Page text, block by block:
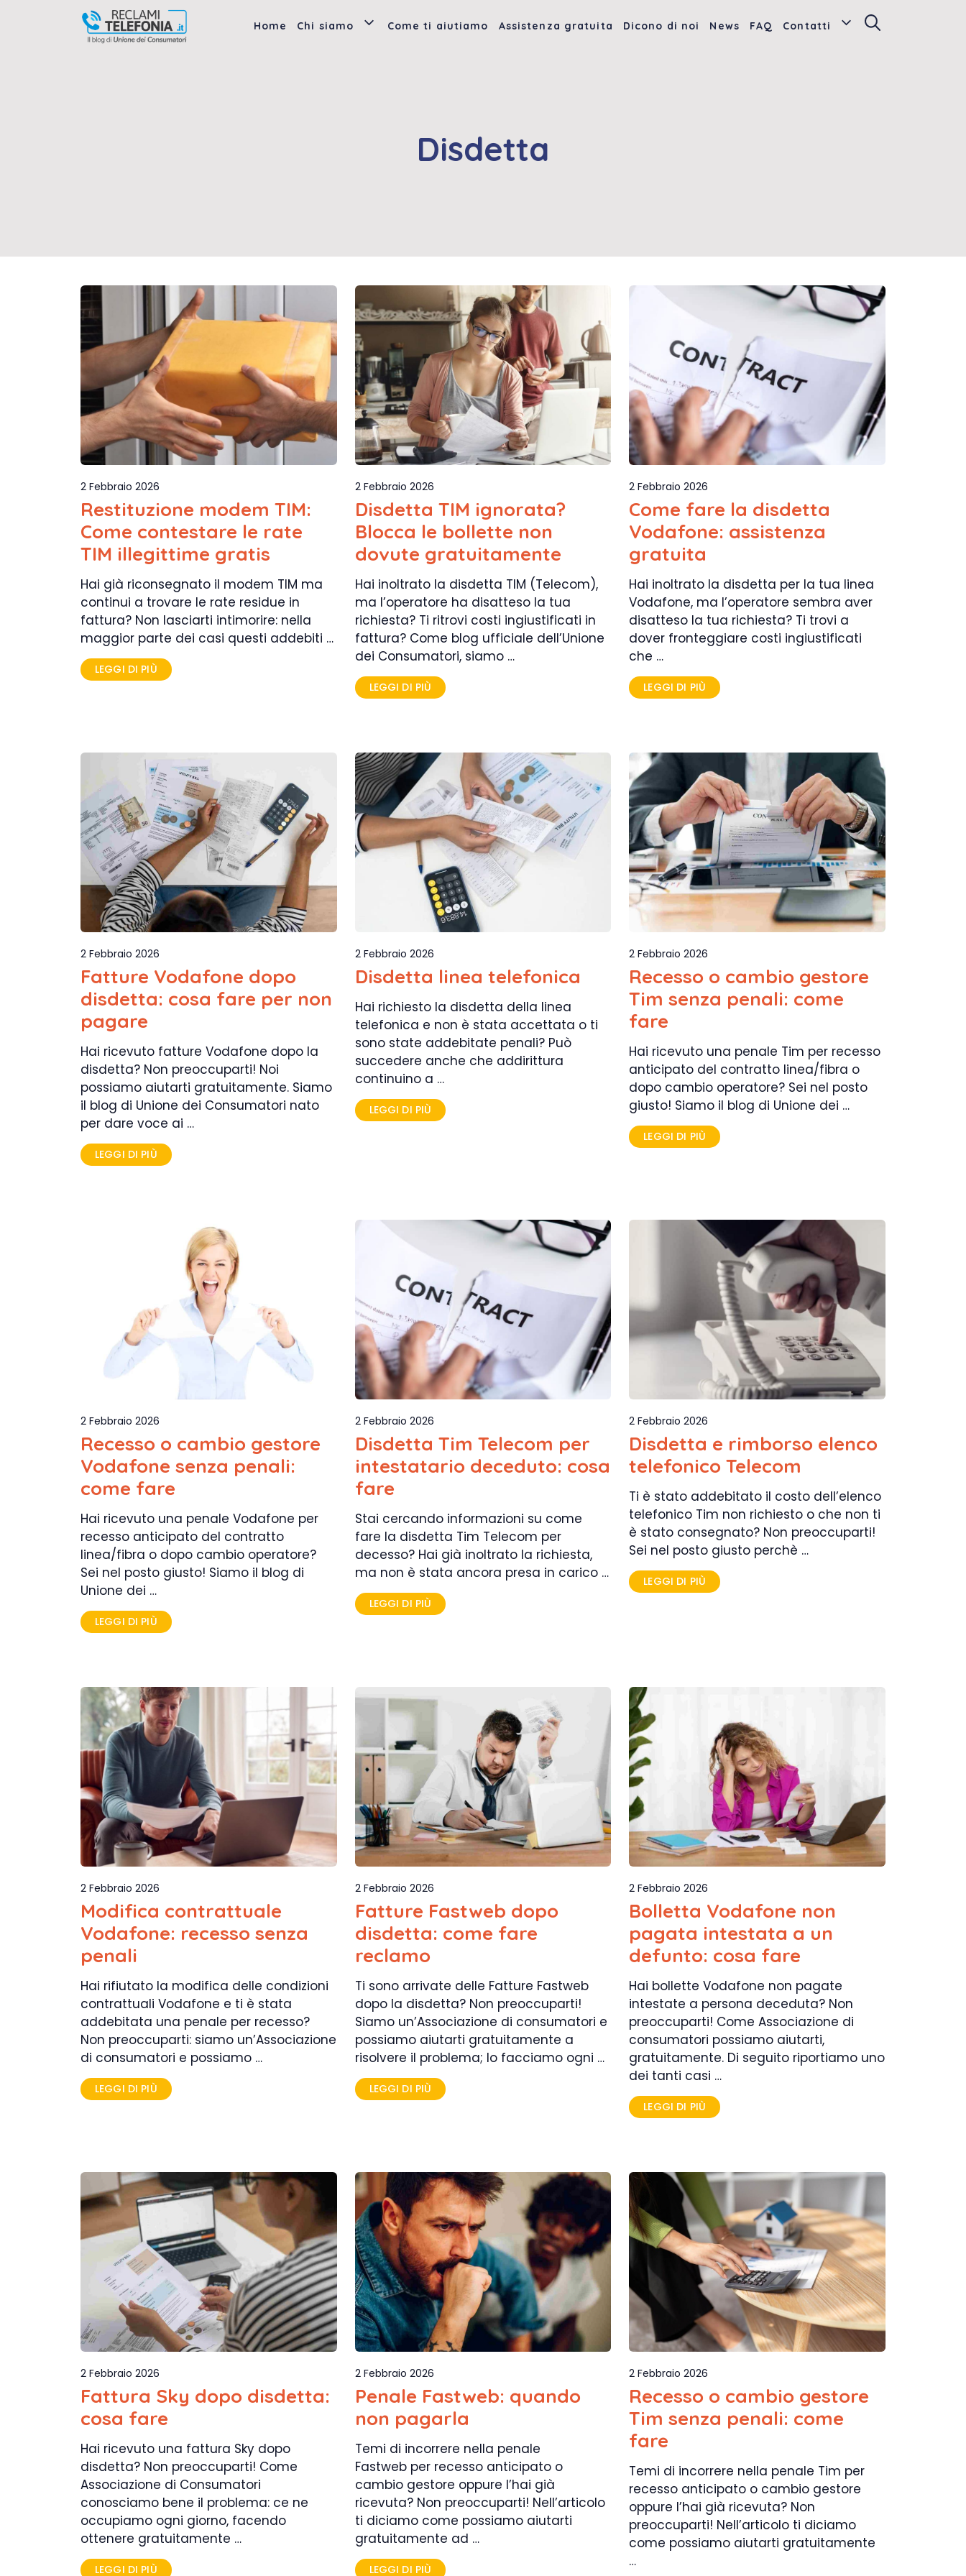
Home Chi siamo Come ti aiutiamo Assistenza gratuita Dicono di noi News FAQ Contatti
Disdetta
2 Febbraio 2026
Restituzione modem TIM:
Come contestare le rate
TIM illegittime gratis
Hai già riconsegnato il modem TIM ma
continui a trovare le rate residue in
fattura? Non lasciarti intimorire: nella
maggior parte dei casi questi addebiti …
LEGGI DI PIÙ
2 Febbraio 2026
Disdetta TIM ignorata?
Blocca le bollette non
dovute gratuitamente
Hai inoltrato la disdetta TIM (Telecom),
ma l’operatore ha disatteso la tua
richiesta? Ti ritrovi costi ingiustificati in
fattura? Come blog ufficiale dell’Unione
dei Consumatori, siamo …
LEGGI DI PIÙ
2 Febbraio 2026
Come fare la disdetta
Vodafone: assistenza
gratuita
Hai inoltrato la disdetta per la tua linea
Vodafone, ma l’operatore sembra aver
disatteso la tua richiesta? Ti trovi a
dover fronteggiare costi ingiustificati
che …
LEGGI DI PIÙ
2 Febbraio 2026
Fatture Vodafone dopo
disdetta: cosa fare per non
pagare
Hai ricevuto fatture Vodafone dopo la
disdetta? Non preoccuparti! Noi
possiamo aiutarti gratuitamente. Siamo
il blog di Unione dei Consumatori nato
per dare voce ai …
LEGGI DI PIÙ
2 Febbraio 2026
Disdetta linea telefonica
Hai richiesto la disdetta della linea
telefonica e non è stata accettata o ti
sono state addebitate penali? Può
succedere anche che addirittura
continuino a …
LEGGI DI PIÙ
2 Febbraio 2026
Recesso o cambio gestore
Tim senza penali: come
fare
Hai ricevuto una penale Tim per recesso
anticipato del contratto linea/fibra o
dopo cambio operatore? Sei nel posto
giusto! Siamo il blog di Unione dei …
LEGGI DI PIÙ
2 Febbraio 2026
Recesso o cambio gestore
Vodafone senza penali:
come fare
Hai ricevuto una penale Vodafone per
recesso anticipato del contratto
linea/fibra o dopo cambio operatore?
Sei nel posto giusto! Siamo il blog di
Unione dei …
LEGGI DI PIÙ
2 Febbraio 2026
Disdetta Tim Telecom per
intestatario deceduto: cosa
fare
Stai cercando informazioni su come
fare la disdetta Tim Telecom per
decesso? Hai già inoltrato la richiesta,
ma non è stata ancora presa in carico …
LEGGI DI PIÙ
2 Febbraio 2026
Disdetta e rimborso elenco
telefonico Telecom
Ti è stato addebitato il costo dell’elenco
telefonico Tim non richiesto o che non ti
è stato consegnato? Non preoccuparti!
Sei nel posto giusto perchè …
LEGGI DI PIÙ
2 Febbraio 2026
Modifica contrattuale
Vodafone: recesso senza
penali
Hai rifiutato la modifica delle condizioni
contrattuali Vodafone e ti è stata
addebitata una penale per recesso?
Non preoccuparti: siamo un’Associazione
di consumatori e possiamo …
LEGGI DI PIÙ
2 Febbraio 2026
Fatture Fastweb dopo
disdetta: come fare
reclamo
Ti sono arrivate delle Fatture Fastweb
dopo la disdetta? Non preoccuparti!
Siamo un’Associazione di consumatori e
possiamo aiutarti gratuitamente a
risolvere il problema; lo facciamo ogni …
LEGGI DI PIÙ
2 Febbraio 2026
Bolletta Vodafone non
pagata intestata a un
defunto: cosa fare
Hai bollette Vodafone non pagate
intestate a persona deceduta? Non
preoccuparti! Come Associazione di
consumatori possiamo aiutarti,
gratuitamente. Di seguito riportiamo uno
dei tanti casi …
LEGGI DI PIÙ
2 Febbraio 2026
Fattura Sky dopo disdetta:
cosa fare
Hai ricevuto una fattura Sky dopo
disdetta? Non preoccuparti! Come
Associazione di Consumatori
conosciamo bene il problema: ce ne
occupiamo ogni giorno, facendo
ottenere gratuitamente …
LEGGI DI PIÙ
2 Febbraio 2026
Penale Fastweb: quando
non pagarla
Temi di incorrere nella penale
Fastweb per recesso anticipato o
cambio gestore oppure l’hai già
ricevuta? Non preoccuparti! Nell’articolo
ti diciamo come possiamo aiutarti
gratuitamente ad …
LEGGI DI PIÙ
2 Febbraio 2026
Recesso o cambio gestore
Tim senza penali: come
fare
Temi di incorrere nella penale Tim per
recesso anticipato o cambio gestore
oppure l’hai già ricevuta? Non
preoccuparti! Nell’articolo ti diciamo
come possiamo aiutarti gratuitamente
…